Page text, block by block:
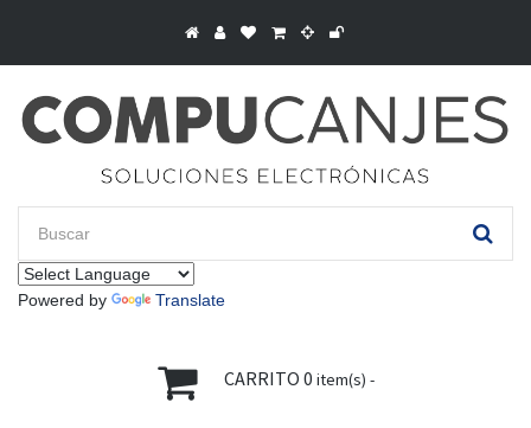
Powered by Translate
CARRITO 0 item(s) -